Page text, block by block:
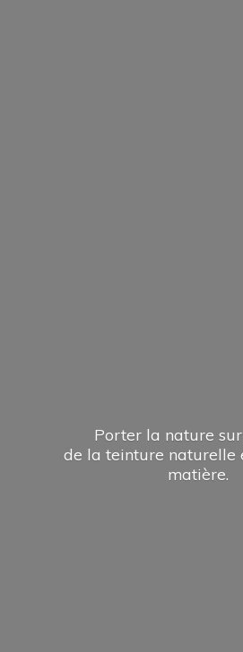
Porter la nature
de la teinture naturelle
matière.